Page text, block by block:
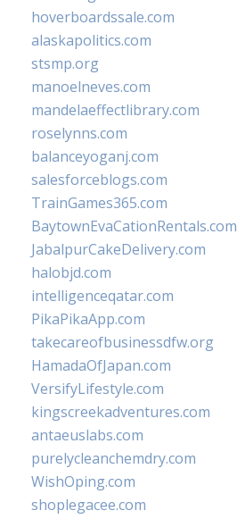
hoverboardssale.com
alaskapolitics.com
stsmp.org
manoelneves.com
mandelaeffectlibrary.com
roselynns.com
balanceyoganj.com
salesforceblogs.com
TrainGames365.com
BaytownEvaCationRentals.com
JabalpurCakeDelivery.com
halobjd.com
intelligenceqatar.com
PikaPikaApp.com
takecareofbusinessdfw.org
HamadaOfJapan.com
VersifyLifestyle.com
kingscreekadventures.com
antaeuslabs.com
purelycleanchemdry.com
WishOping.com
shoplegacee.com